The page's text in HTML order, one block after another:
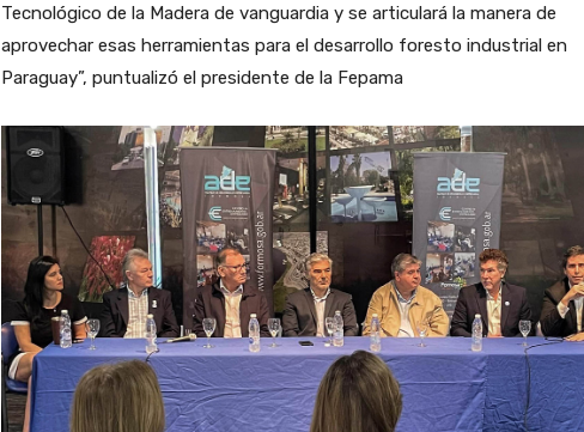
Tecnológico de la Madera de vanguardia y se articulará la manera de
aprovechar esas herramientas para el desarrollo foresto industrial en
Paraguay”, puntualizó el presidente de la Fepama